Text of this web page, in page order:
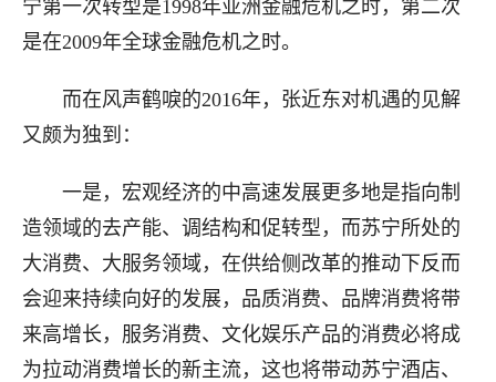
宁第一次转型是1998年亚洲金融危机之时，第二次
是在2009年全球金融危机之时。
而在风声鹤唳的2016年，张近东对机遇的见解
又颇为独到：
一是，宏观经济的中高速发展更多地是指向制
造领域的去产能、调结构和促转型，而苏宁所处的
大消费、大服务领域，在供给侧改革的推动下反而
会迎来持续向好的发展，品质消费、品牌消费将带
来高增长，服务消费、文化娱乐产品的消费必将成
为拉动消费增长的新主流，这也将带动苏宁酒店、